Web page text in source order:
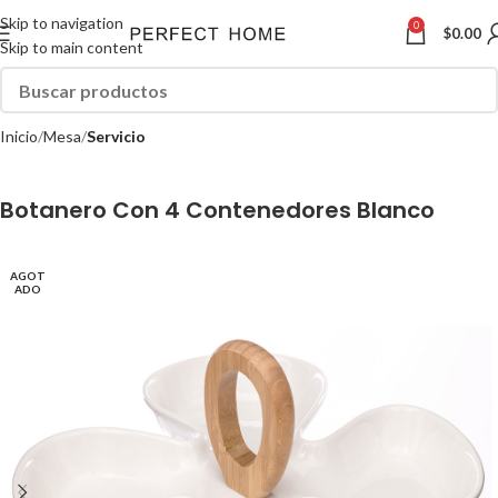
Skip to navigation
Skip to main content
0 $0.00
Inicio Mesa Servicio
Botanero Con 4 Contenedores Blanco
AGOT
ADO